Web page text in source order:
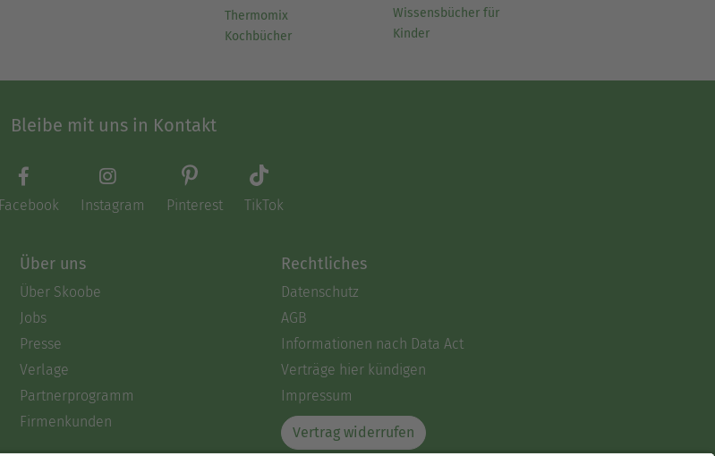
Thermomix
Kochbücher
Wissensbücher für
Kinder
Bleibe mit uns in Kontakt
Facebook Instagram Pinterest TikTok
Über uns
Über Skoobe
Jobs
Presse
Verlage
Partnerprogramm
Firmenkunden
Rechtliches
Datenschutz
AGB
Informationen nach Data Act
Verträge hier kündigen
Impressum
Vertrag widerrufen